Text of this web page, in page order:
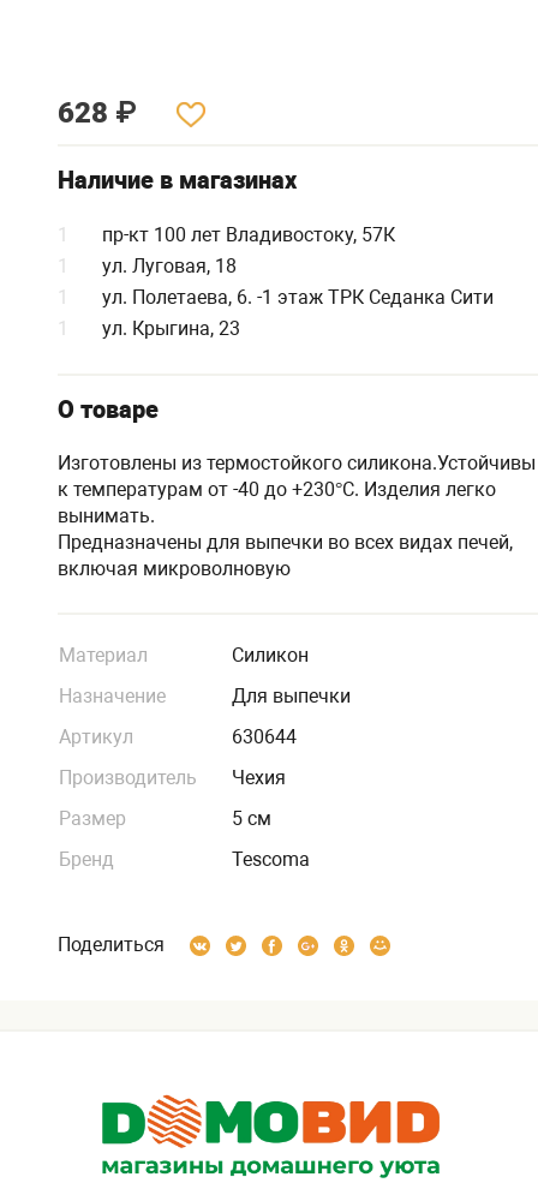
628 ₽
Наличие в магазинах
1
пр-кт 100 лет Владивостоку, 57К
1
ул. Луговая, 18
1
ул. Полетаева, 6. -1 этаж ТРК Седанка Сити
1
ул. Крыгина, 23
О товаре
Изготовлены из термостойкого силикона.Устойчивы
к температурам от -40 до +230°C. Изделия легко
вынимать.
Предназначены для выпечки во всех видах печей,
включая микроволновую
Материал
Силикон
Назначение
Для выпечки
Артикул
630644
Производитель
Чехия
Размер
5 см
Бренд
Tescoma
Поделиться